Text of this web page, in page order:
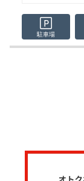
駐車場